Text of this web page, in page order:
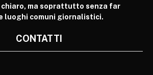
ma soprattutto senza far
luoghi comuni giornalistici.
CONTATTI